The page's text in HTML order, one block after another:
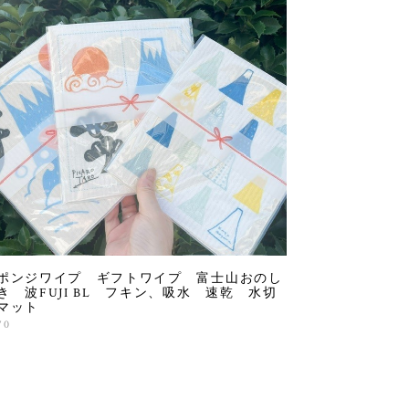
ンジワイプ ギフトワイプ 富士山おのし
波FUJI BL フキン、吸水 速乾 水切
ット